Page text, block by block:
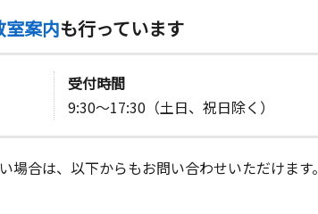
室案内も行っています
受付時間
9:30～17:30（土日、祝日除く）
合は、以下からもお問い合わせいただけます。